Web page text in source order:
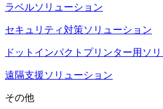
ラベルソリューション
セキュリティ対策ソリューション
ドットインパクトプリンター用ソ
遠隔支援ソリューション
その他